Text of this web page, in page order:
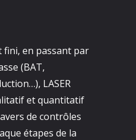
fini, en passant par
(BAT,
LASER
et quantitatif
de contrôles
étapes de la